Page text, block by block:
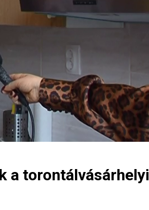
a torontálvásárhelyi